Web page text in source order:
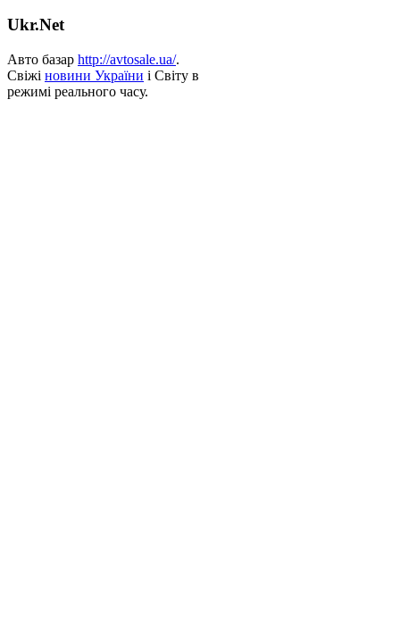
Ukr.Net
Авто базар http://avtosale.ua/.
Свіжі новини України і Світу в
режимі реального часу.